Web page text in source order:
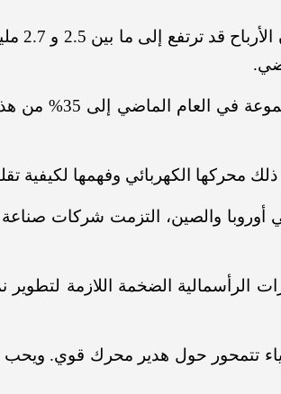
العام، من 1.5 مليار يورو في العام الماضي.
كما ترتفع
محركها الكهربائي وفهمها لكيفية
الرأسمالية الضخمة اللازمة لتطوير
تتمحور حول هدير محرك قوي.